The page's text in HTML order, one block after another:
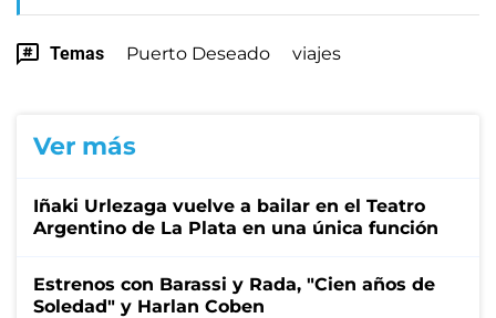
Temas Puerto Deseado viajes
Ver más
Iñaki Urlezaga vuelve a bailar en el Teatro
Argentino de La Plata en una única función
Estrenos con Barassi y Rada, "Cien años de
Soledad" y Harlan Coben